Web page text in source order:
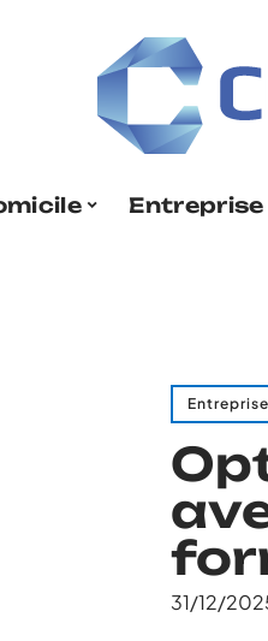
Entreprise
Entreprise
31/12/